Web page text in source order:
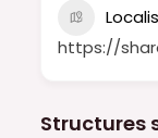
https://
Structures